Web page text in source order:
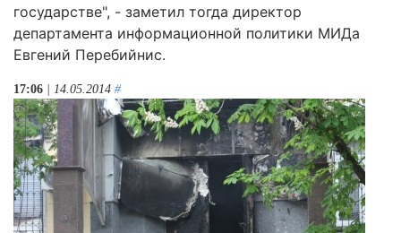
государстве", - заметил тогда директор
департамента информационной политики МИДа
Евгений Перебийнис.
17:06 | 14.05.2014 #